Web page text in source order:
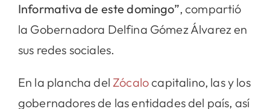
Informativa de este domingo”, compartió
la Gobernadora Delfina Gómez Álvarez en
sus redes sociales.
En la plancha del Zócalocapitalino, las y los
gobernadores de las entidades del país, así